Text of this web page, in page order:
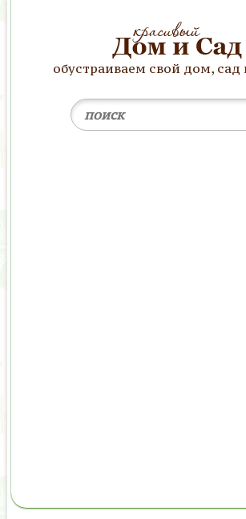
обустраиваем свой дом, сад